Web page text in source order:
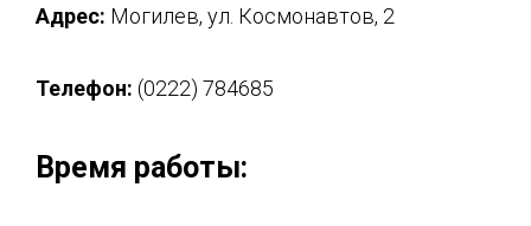
Адрес: Могилев, ул. Космонавтов, 2
Телефон: (0222) 784685
Время работы: